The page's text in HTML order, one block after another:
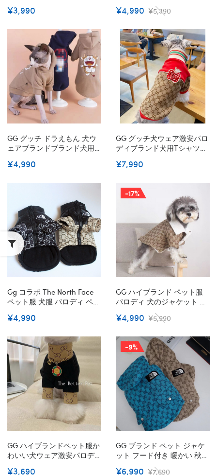
ボン ソフト 調節可能 蝶結び
飾りファッション
¥3,990
犬服 犬パーカー Gg猫コート
トの洋服 100％コットン製
快適 通気性高い 春秋冬向け
小中大ペット 適応 激安 かわ
いい ペットのプルオーバー
精緻なプリント柄
¥4,990 ¥5,390
GG グッチ ドラえもん 犬ウ
ェアブランドブランド犬用t
犬の服かわいいブランド猫
¥4,990
GG グッチ犬ウェア激安パロ
ディブランド犬用tシャツ通
イブランド犬の服かわいい
¥7,990
Gg コラボ The North Face
ペット服 犬服 パロディ ペッ
ェイス風 犬のダウンジャケ
ッグ中綿ジャケット ペット
用お出かけ洋服 暖かい 裏起
毛 寒さを対策 ファッション
¥4,990
-17%
GG ハイブランド ペット服
パロディ 犬のジャケット 冬
秋冬向け 犬コート ジャンパ
ー 暖か 定番GG柄 もこもこ
猫服 ボアコート 中小型犬服
おしゃれ 高品質 仮装 寒さ対
策 快適 着こなしやすい
XS~2XL
¥4,990 ¥5,990
GG ハイブランドペット服か
わいい犬ウェア激安パロデ
¥3,690
-9%
GG ブランド ペット ジャケ
ット フード付き 暖かい 秋冬
コート Gg 犬服 パロディー
¥6,990 ¥7,690